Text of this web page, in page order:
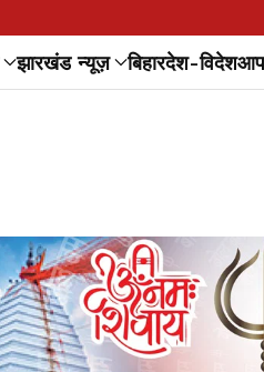
झारखंड न्यूज़ बिहारदेश-विदेश